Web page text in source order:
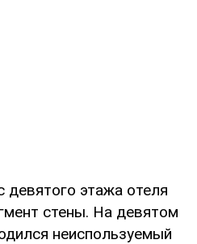
девятого этажа отеля
стены. На девятом
неиспользуемый